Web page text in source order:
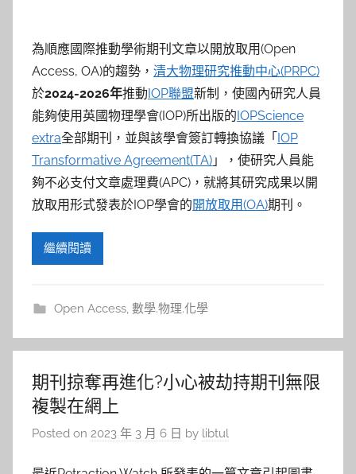
為順應國際推動學術期刊文章以開放取用(Open
Access, OA)的趨勢， 清大物理研究推動中心(PRPC)
於2024-2026年推動IOP聯盟新制，使國內研究人員
能夠使用英國物理學會(IOP)所出版的IOPScience
extra全部期刊，並與該學會簽訂轉換協議「IOP
Transformative Agreement(TA) 」，使研究人員能
夠不必支付文章處理費(APC)，就將其研究成果以開
放取用形式發表於IOP學會的開放取用(OA)期刊。
繼續閱讀
Open Access, 數學.物理.化學
期刊掠奪再進化?小心被劫持期刊無限
複製在網上
Posted on 2023 年 3 月 6 日 by libtul